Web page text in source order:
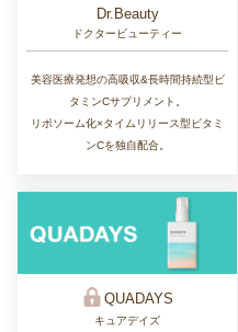
Dr.Beauty
ドクタービューティー
美容医療発想の高吸収&長時間持続型ビ
タミンCサプリメント。
リポソーム化×タイムリリース型ビタミ
ンCを独自配合。
QUADAYS
キュアデイズ